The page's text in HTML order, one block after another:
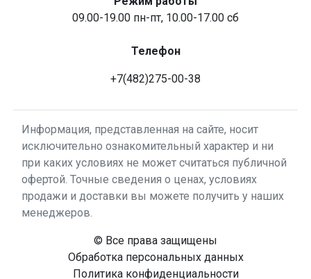
09.00-19.00 пн-пт, 10.00-17.00 сб
Телефон
+7(482)275-00-38
Информация, представленная на сайте, носит
исключительно ознакомительный характер и ни
при каких условиях не может считаться публичной
офертой. Точные сведения о ценах, условиях
продажи и доставки вы можете получить у наших
менеджеров.
© Все права защищены
Обработка персональных данных
Политика конфиденциальности